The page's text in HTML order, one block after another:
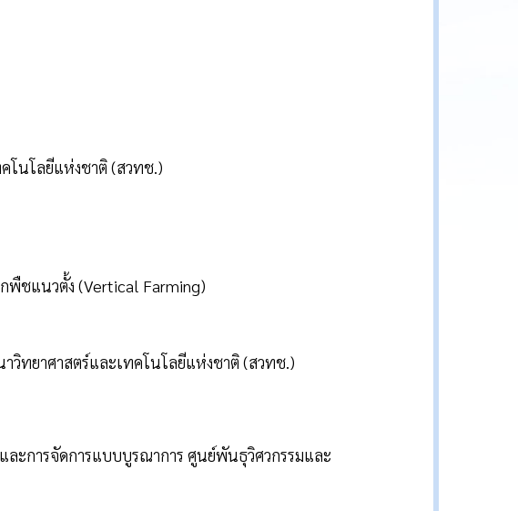
โนโลยีแห่งชาติ (สวทช.)
พืชแนวตั้ง (Vertical Farming)
วิทยาศาสตร์และเทคโนโลยีแห่งชาติ (สวทช.)
ะการจัดการแบบบูรณาการ ศูนย์พันธุวิศวกรรมและ